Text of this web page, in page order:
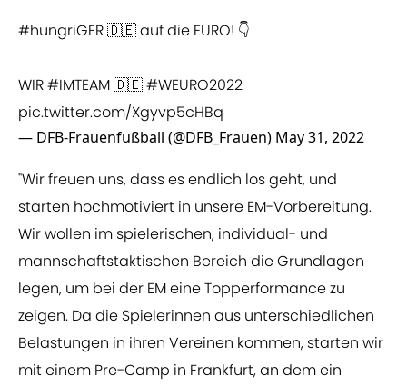
#hungriGER🇩🇪 auf die EURO! 👇
WIR#IMTEAM🇩🇪#WEURO2022
pic.twitter.com/Xgyvp5cHBq
— DFB-Frauenfußball (@DFB_Frauen) May 31, 2022
"Wir freuen uns, dass es endlich los geht, und
starten hochmotiviert in unsere EM-Vorbereitung.
Wir wollen im spielerischen, individual- und
mannschaftstaktischen Bereich die Grundlagen
legen, um bei der EM eine Topperformance zu
zeigen. Da die Spielerinnen aus unterschiedlichen
Belastungen in ihren Vereinen kommen, starten wir
mit einem Pre-Camp in Frankfurt, an dem ein